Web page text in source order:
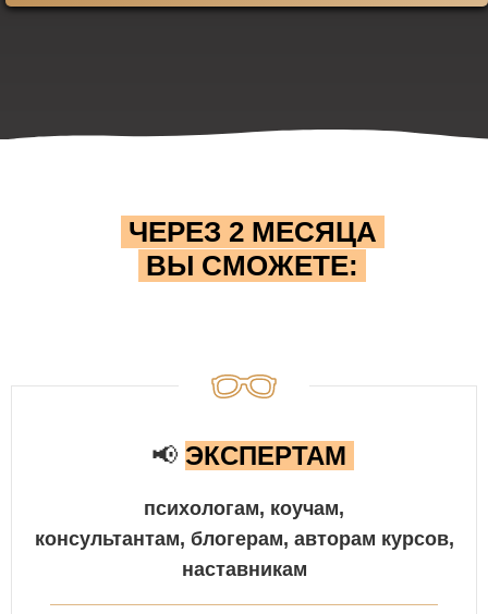
ЧЕРЕЗ 2 МЕСЯЦА
ВЫ СМОЖЕТЕ:
📢 ЭКСПЕРТАМ
психологам, коучам,
консультантам, блогерам, авторам курсов,
наставникам